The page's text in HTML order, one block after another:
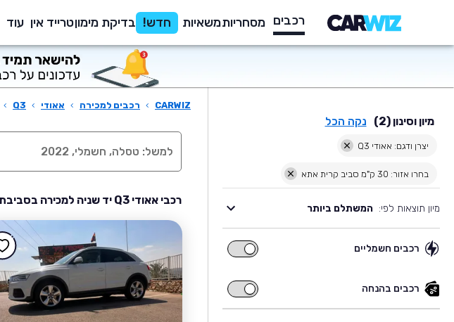
רכבים מסחריותמשאיות חדש! בדיקת מימוןטרייד אין עוד
מיון וסינון (2) נקה הכל
יצרן ודגם: אאודי Q3
בחרו אזור: 30 ק"מ סביב קרית אתא
מיון תוצאות לפי: המשתלם ביותר
רכבים חשמליים
רכבים
רכבים בהנחה
רכבים
בהנחה
CARWIZ
› רכבים למכירה › אאודי ›
Q3
›
רכבי אאודי Q3 יד שניה למכירה בסביבת קרית אתא